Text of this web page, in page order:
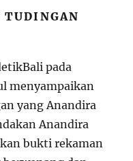
TUDINGAN
pada
menyampaikan
yang Anandira
Anandira
bukti rekaman